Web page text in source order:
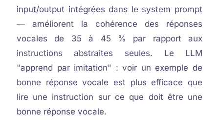
input/output intégrées dans le system prompt
— améliorent la cohérence des réponses
vocales de 35 à 45 % par rapport aux
instructions abstraites seules. Le LLM
"apprend par imitation" : voir un exemple de
bonne réponse vocale est plus efficace que
lire une instruction sur ce que doit être une
bonne réponse vocale.